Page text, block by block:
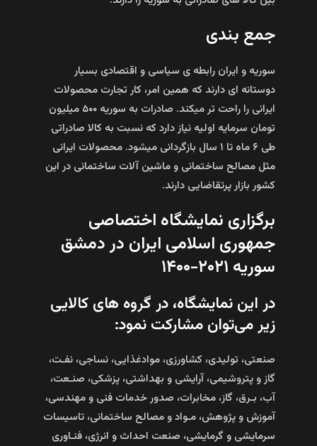
جمع بندی
سوریه و ایران رابطه ی سیاسی و اقتصادی بسیار
دوستانه ای دارند که همین امر، کار تجارت محصولات
ایرانی را راحت تر میکند. صادرات به سوریه ۵۰۰ میلیون
تومان سرمایه اولیه نیاز دارد که نسبت به کالا صادراتی
طی ۶ ماه تا ۱ سال بازگردانی میشود. محصولات ایرانی
مثل مصالح ساختمانی و ماشین آلات ساختمانی در این
کشور بازار پرتقاضایی دارند.
برگزاری نمایشگاه اختصاصی
جمهوری اسلامی ایران در دمشق
سوریه ۲۰۲۱-۱۴۰۰
در این نمایشگاه، در‌ گروه های کالایی‌
زیر‌ می‌توان‌ مشارکت‌ نمود:‌
صنعتی‌، تولیدی، کشاورزی، موادغذایی، نساجی، نفـت،‌
گاز و پتروشیمی، آرایشی‌ و‌ بهداشتی، پزشکی، صنـعت،
آب،‌‌ بـرق،‌ گاز،‌ مخابرات‌،‌ صدور خدمات‌ فنی‌ و‌ مهندسی،‌
آموزش‌ و‌ پژوهش،‌‌ مـواد و‌ مصالح‌ ساختمانی،‌‌ تاسیسات‌
سرمایشی‌ و گرمایشی،‌‌ صنعت‌ احداث ‌و‌ انرژی‌،‌ فنـاوری‌